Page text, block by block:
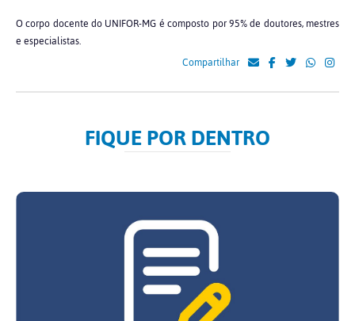
O corpo docente do UNIFOR-MG é composto por 95% de doutores, mestres
e especialistas.
Compartilhar
FIQUE POR DENTRO